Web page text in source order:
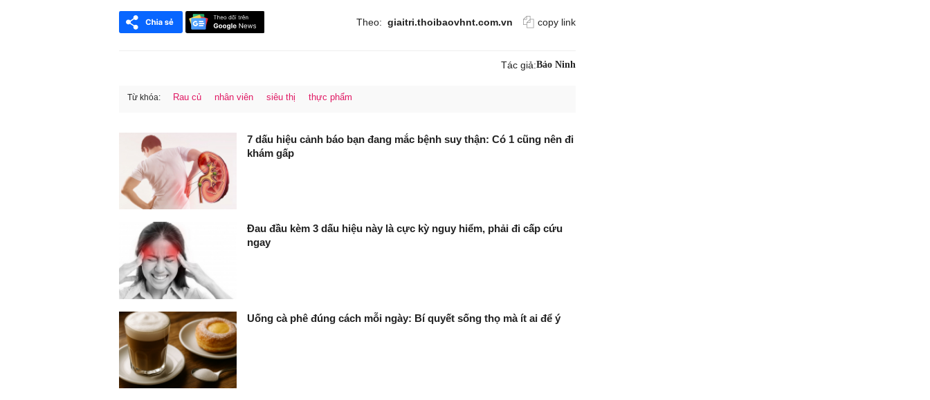
Theo: giaitri.thoibaovhnt.com.vn copy link
Tác giả:Bảo Ninh
Từ khóa: Rau củ nhân viên siêu thị thực phẩm
7 dấu hiệu cảnh báo bạn đang mắc bệnh suy thận: Có 1 cũng nên đi
khám gấp
Đau đầu kèm 3 dấu hiệu này là cực kỳ nguy hiểm, phải đi cấp cứu
ngay
Uống cà phê đúng cách mỗi ngày: Bí quyết sống thọ mà ít ai để ý